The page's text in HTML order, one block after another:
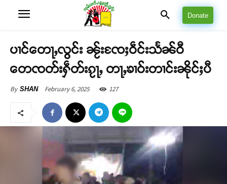
Donate
ပၢင်တေႃႇလွင်း ၼႂ်းၸႄႈဝဵင်းသႅၼ်ဝီ
တေၸတ်းႁဵတ်းၵႂႃႇ တႃႇၶၢဝ်းတၢင်းၼိုင်ႈပီ
By SHAN February 6, 2025 127